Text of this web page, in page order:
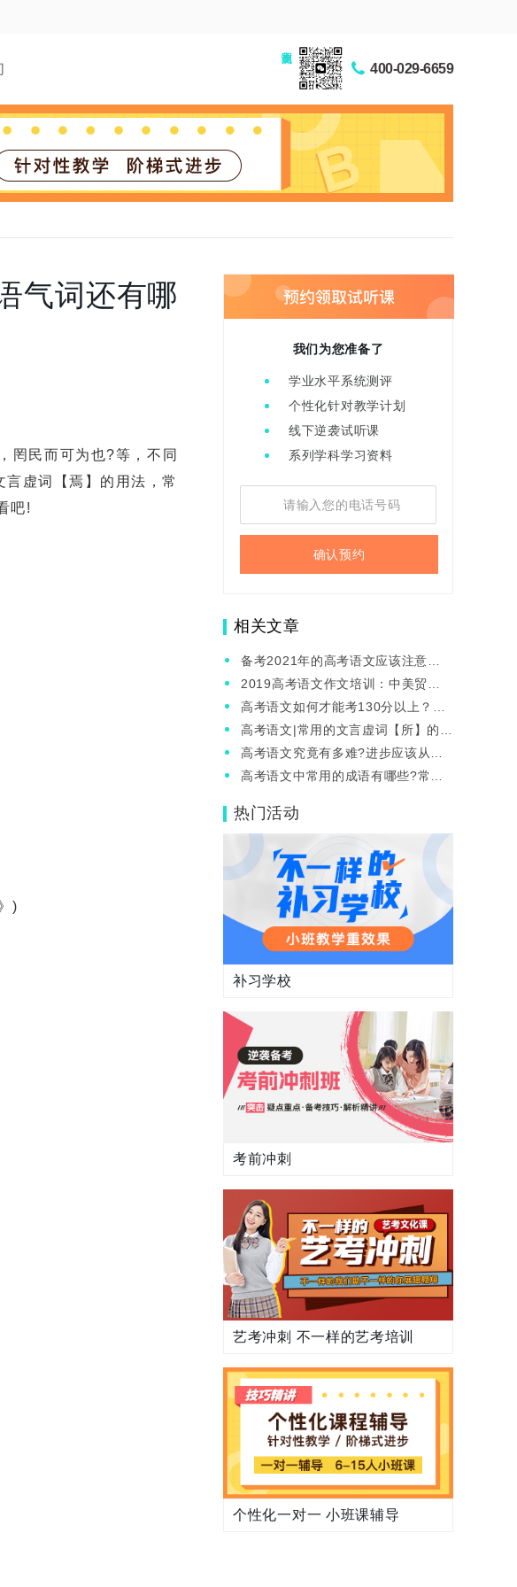
400-029-6659
气词还有哪
民而可为也?等，不同
虚词【焉】的用法，常
吧!
)
我们为您准备了
学业水平系统测评
个性化针对教学计划
线下逆袭试听课
系列学科学习资料
确认预约
相关文章
备考2021年的高考语文应该注意哪
些问题呢？
2019高考语文作文培训：中美贸易
争端（含立意分析、范文示例）！
高考语文如何才能考130分以上？要
怎么学习？
高考语文|常用的文言虚词【所】的用
法有哪些?常用作名词!
高考语文究竟有多难?进步应该从哪
里下手?
高考语文中常用的成语有哪些?常用
热门活动
补习学校
考前冲刺
艺考冲刺 不一样的艺考培训
个性化一对一 小班课辅导